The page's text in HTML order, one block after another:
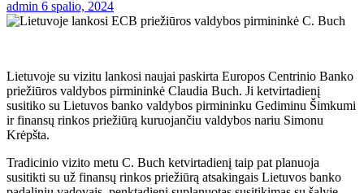
admin 6 spalio, 2024
Lietuvoje su vizitu lankosi naujai paskirta Europos Centrinio Banko
priežiūros valdybos pirmininkė Claudia Buch. Ji ketvirtadienį
susitiko su Lietuvos banko valdybos pirmininku Gediminu Šimkumi
ir finansų rinkos priežiūrą kuruojančiu valdybos nariu Simonu
Krėpšta.
Tradicinio vizito metu C. Buch ketvirtadienį taip pat planuoja
susitikti su už finansų rinkos priežiūrą atsakingais Lietuvos banko